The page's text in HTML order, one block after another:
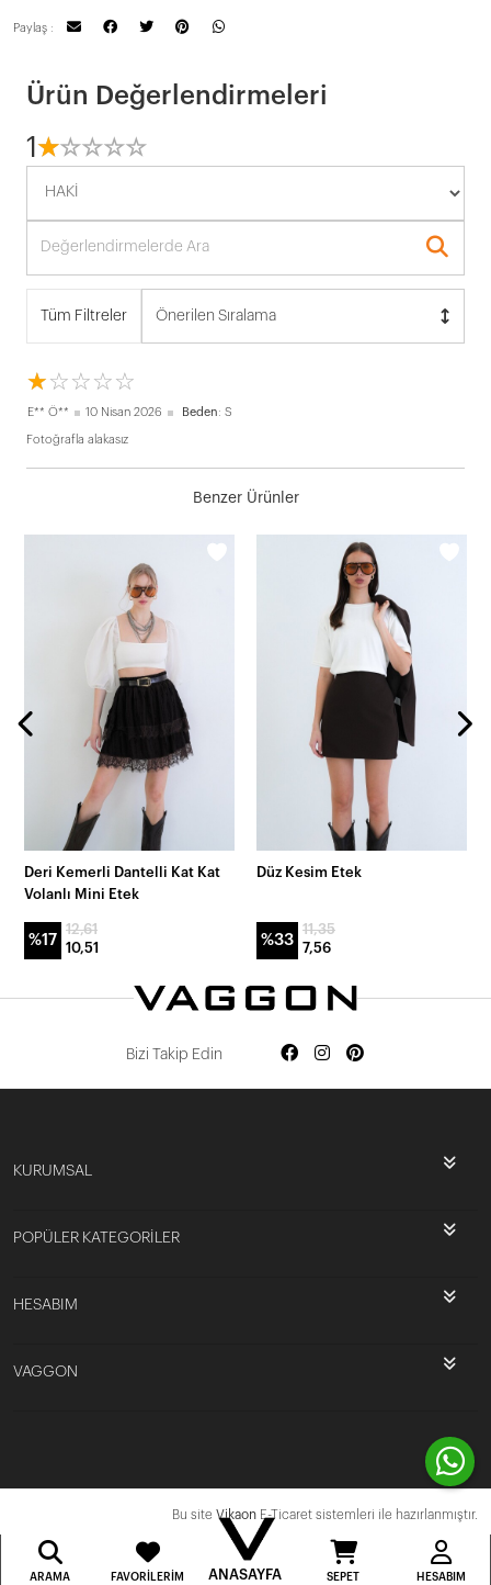
Paylaş :
Ürün Değerlendirmeleri
1 ☆☆☆☆☆
★★★★★
Tüm Filtreler Önerilen Sıralama
☆☆☆☆☆
★★★★★
E** Ö** 10 Nisan 2026 Beden: S
Fotoğrafla alakasız
Benzer Ürünler
Deri Kemerli Dantelli Kat Kat
Volanlı Mini Etek
%17
12,61
10,51
Düz Kesim Etek
%33
11,35
7,56
Bizi Takip Edin
KURUMSAL
POPÜLER KATEGORİLER
HESABIM
VAGGON
Bu site Vikaon E-Ticaret sistemleri ile hazırlanmıştır.
ARAMA FAVORILERIM ANASAYFA SEPET HESABIM